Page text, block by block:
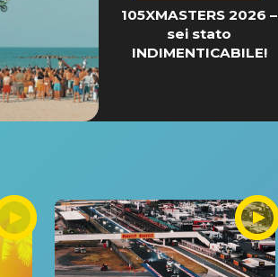
105XMASTERS 2026 –
sei stato
INDIMENTICABILE!